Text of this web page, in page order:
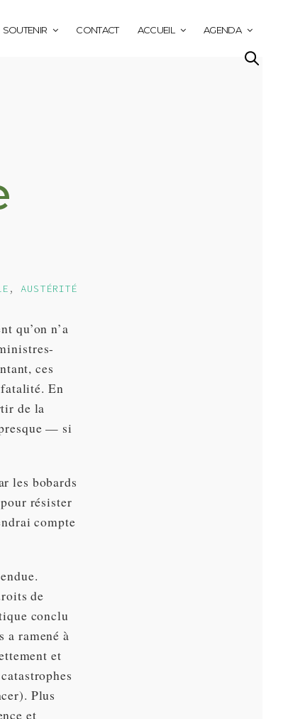
SOUTENIR CONTACT ACCUEIL AGENDA
,AUSTÉRITÉ
qu’on n’a
ces
En
de la
— si
les bobards
résister
compte
de
conclu
a ramené à
et
Plus
et